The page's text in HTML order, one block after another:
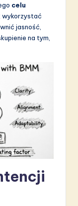
celu
wykorzystać
jasność,
na tym,